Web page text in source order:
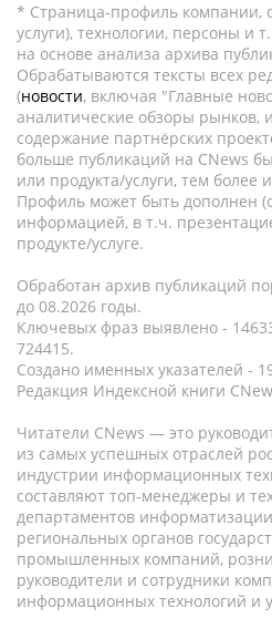
* Страница-профиль компании,
услуги), технологии, персоны и
на основе анализа архива
Обрабатываются тексты всех
(новости, включая "Главные
аналитические обзоры рынков,
содержание партнёрских
больше публикаций на CNews
или продукта/услуги, тем
Профиль может быть дополнен
информацией, в т.ч.
продукте/услуге.
Обработан архив публикаций
до 08.2026 годы.
Ключевых фраз выявлено -
724415.
Создано именных указателей -
Редакция Индексной книги
Читатели CNews — это
из самых успешных отраслей
индустрии информационных
составляют топ-менеджеры и
департаментов
региональных органов
промышленных компаний,
руководители и сотрудники
информационных технологий и